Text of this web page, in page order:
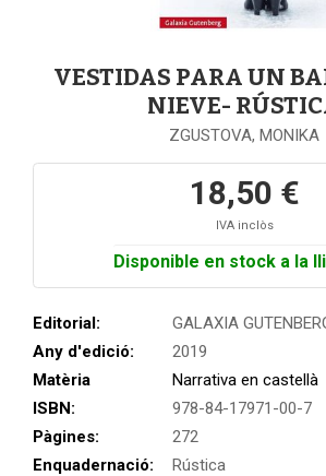
VESTIDAS PARA UN
NIEVE-
ZGUSTOVA, MONIKA
18,50 €
IVA inclòs
Disponible en stock a la
Editorial:
GALAXIA
Any d'edició:
2019
Matèria
Narrativa en castellà
ISBN:
978-84-17971-00-7
Pàgines:
272
Enquadernació:
Rústica